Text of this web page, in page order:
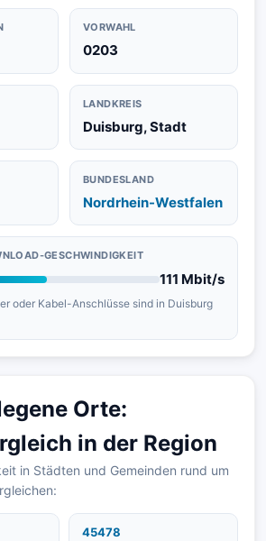
VORWAHL
0203
LANDKREIS
Duisburg, Stadt
BUNDESLAND
Nordrhein-Westfalen
GESCHWINDIGKEIT
111 Mbit/s
oder Kabel-Anschlüsse sind in Duisburg
Orte:
in der Region
in Städten und Gemeinden rund um
45478